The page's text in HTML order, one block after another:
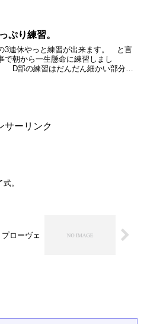
らどんだけ上手くなるの...
ぷり練習。
3連休やっと練習が出来ます。 と言
で朝から一生懸命に練習しまし
D部の練習はだんだん細かい部分に
サーリンク
。
ローヴェ